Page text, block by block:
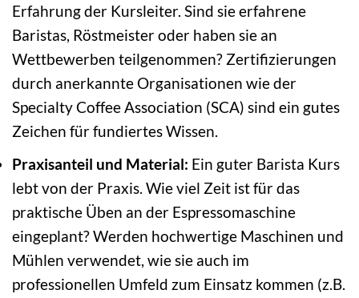
Erfahrung der Kursleiter. Sind sie erfahrene
Baristas, Röstmeister oder haben sie an
Wettbewerben teilgenommen? Zertifizierungen
durch anerkannte Organisationen wie der
Specialty Coffee Association (SCA) sind ein gutes
Zeichen für fundiertes Wissen.
Praxisanteil und Material: Ein guter Barista Kurs
lebt von der Praxis. Wie viel Zeit ist für das
praktische Üben an der Espressomaschine
eingeplant? Werden hochwertige Maschinen und
Mühlen verwendet, wie sie auch im
professionellen Umfeld zum Einsatz kommen (z.B.